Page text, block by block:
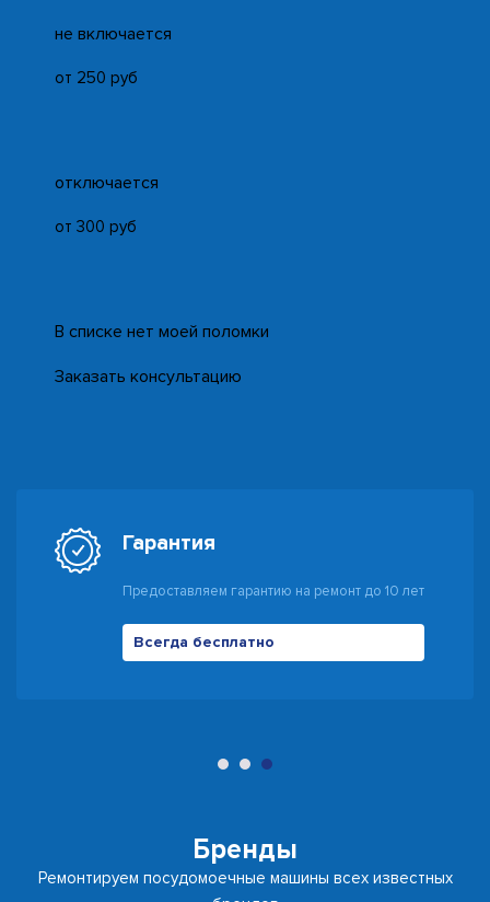
не включается
от 250 руб
отключается
от 300 руб
В списке нет моей поломки
Заказать консультацию
500 руб
Гарантия
Предоставляем гарантию на ремонт до 10 лет
Всегда бесплатно
Бренды
Ремонтируем посудомоечные машины всех известных